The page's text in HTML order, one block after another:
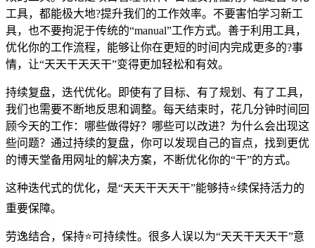
工具，都能极大地?提升我们的工作效率。不要害怕学习新工
具，也不要拘泥于传统的“manual”工作方式。善于利用工具，
优化你的工作流程，能够让你在更短的时间内完成更多的?事
情，让“天天干天天干”变得更加轻松和有效。
持续复盘，迭代优化。即使有了目标、有了规划、有了工具，
我们也需要不断地反思和调整。每天结束时，花几分钟时间回
顾今天的工作：哪些做得好？哪些可以改进？为什么会出现这
些问题？通过持续的复盘，你可以发现自己的盲点，找到更优
的博天堂备用网址的解决方案，不断优化你的“干”的方式。
这种迭代式的优化，是“天天干天天干”能够持⭐续保持活力的
重要保障。
劳逸结合，保持⭐可持续性。很多人误以为“天天干天天干”意